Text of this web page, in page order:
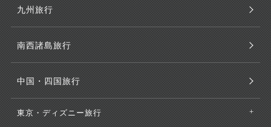
九州旅行
南西諸島旅行
中国・四国旅行
東京・ディズニー旅行